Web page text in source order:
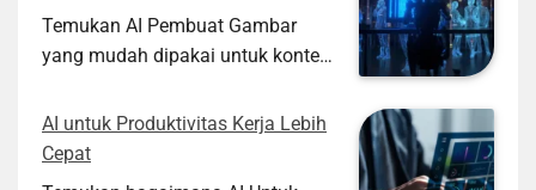
Temukan AI Pembuat Gambar
yang mudah dipakai untuk konten,
gambar kreatif untuk blog, media
sosial, hingga materi marketing.
AI untuk Produktivitas Kerja Lebih
Cepat